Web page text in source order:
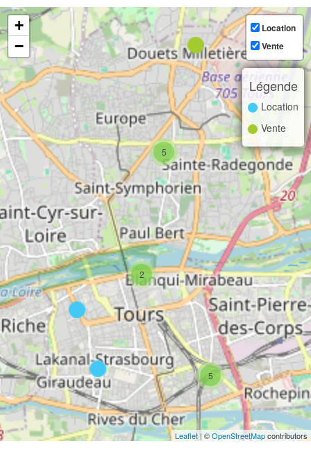
5
5
2
+
−
Location
Vente
Légende
Location
Vente
Leaflet| ©OpenStreetMapcontributors